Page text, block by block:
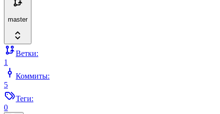
master
Ветки:
1
Коммиты:
5
Теги:
0